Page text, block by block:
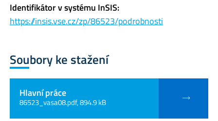
Identifikátor v systému InSIS:
https://insis.vse.cz/zp/86523/podrobnosti
Soubory ke stažení
Hlavní práce
86523_vasa08.pdf, 894.9 kB